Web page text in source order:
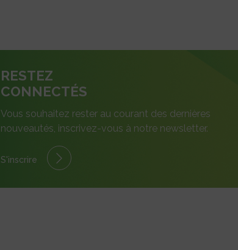
RESTEZ
CONNECTÉS
Vous souhaitez rester au courant des dernières
nouveautés, inscrivez-vous à notre newsletter.
S'inscrire